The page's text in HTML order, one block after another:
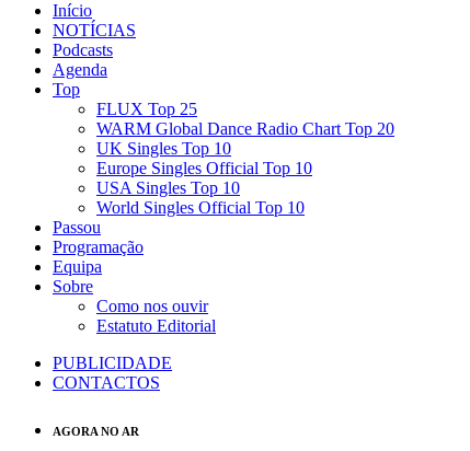
Início
NOTÍCIAS
Podcasts
Agenda
Top
FLUX Top 25
WARM Global Dance Radio Chart Top 20
UK Singles Top 10
Europe Singles Official Top 10
USA Singles Top 10
World Singles Official Top 10
Passou
Programação
Equipa
Sobre
Como nos ouvir
Estatuto Editorial
PUBLICIDADE
CONTACTOS
AGORA NO AR